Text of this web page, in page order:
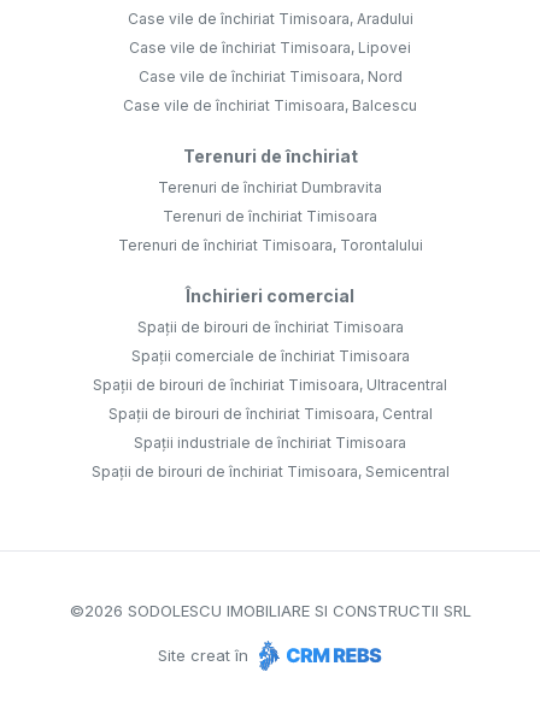
Case vile de închiriat Timisoara, Aradului
Case vile de închiriat Timisoara, Lipovei
Case vile de închiriat Timisoara, Nord
Case vile de închiriat Timisoara, Balcescu
Terenuri de închiriat
Terenuri de închiriat Dumbravita
Terenuri de închiriat Timisoara
Terenuri de închiriat Timisoara, Torontalului
Închirieri comercial
Spații de birouri de închiriat Timisoara
Spații comerciale de închiriat Timisoara
Spații de birouri de închiriat Timisoara, Ultracentral
Spații de birouri de închiriat Timisoara, Central
Spații industriale de închiriat Timisoara
Spații de birouri de închiriat Timisoara, Semicentral
©2026 SODOLESCU IMOBILIARE SI CONSTRUCTII SRL
Site creat în